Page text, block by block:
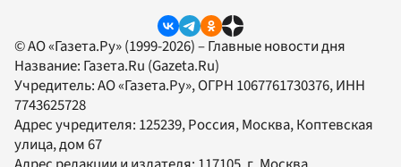
© АО «Газета.Ру» (1999-2026) – Главные новости дня
Название: Газета.Ru (Gazeta.Ru)
Учредитель:АО «Газета.Ру», ОГРН 1067761730376, ИНН
7743625728
Адрес учредителя: 125239, Россия, Москва, Коптевская
улица, дом 67